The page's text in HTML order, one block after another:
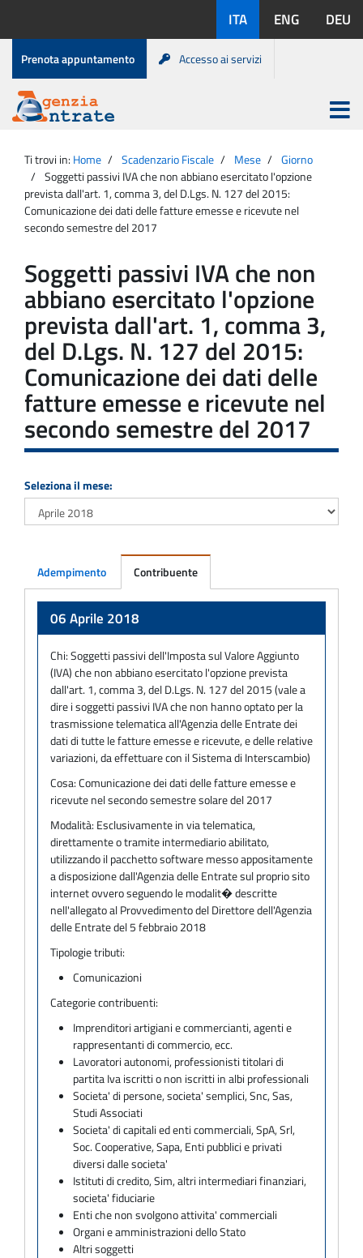
contenuto
disponibili:
ITA ENG DEU
Menu
di
servizio
Prenota appuntamento Accesso ai servizi
Agenzia
Entrate
Apri
menu
principale
Ti trovi in: Home Scadenzario Fiscale Mese
Giorno
Soggetti passivi IVA che non abbiano esercitato l'opzione
prevista dall'art. 1, comma 3, del D.Lgs. N. 127 del 2015:
Comunicazione dei dati delle fatture emesse e ricevute nel
secondo semestre del 2017
Soggetti passivi IVA che non
abbiano esercitato l'opzione
prevista dall'art. 1, comma 3,
del D.Lgs. N. 127 del 2015:
Comunicazione dei dati delle
fatture emesse e ricevute nel
secondo semestre del 2017
Seleziona il mese:
Adempimento Contribuente
06 Aprile 2018
Chi:Soggetti passivi dell'Imposta sul Valore Aggiunto
(IVA) che non abbiano esercitato l'opzione prevista
dall'art. 1, comma 3, del D.Lgs. N. 127 del 2015 (vale a
dire i soggetti passivi IVA che non hanno optato per la
trasmissione telematica all'Agenzia delle Entrate dei
dati di tutte le fatture emesse e ricevute, e delle relative
variazioni, da effettuare con il Sistema di Interscambio)
Cosa:Comunicazione dei dati delle fatture emesse e
ricevute nel secondo semestre solare del 2017
Modalità: Esclusivamente in via telematica,
direttamente o tramite intermediario abilitato,
utilizzando il pacchetto software messo appositamente
a disposizione dall'Agenzia delle Entrate sul proprio sito
internet ovvero seguendo le modalit� descritte
nell'allegato al Provvedimento del Direttore dell'Agenzia
delle Entrate del 5 febbraio 2018
Tipologie tributi:
Comunicazioni
Categorie contribuenti:
Imprenditori artigiani e commercianti, agenti e
rappresentanti di commercio, ecc.
Lavoratori autonomi, professionisti titolari di
partita Iva iscritti o non iscritti in albi professionali
Societa' di persone, societa' semplici, Snc, Sas,
Studi Associati
Societa' di capitali ed enti commerciali, SpA, Srl,
Soc. Cooperative, Sapa, Enti pubblici e privati
diversi dalle societa'
Istituti di credito, Sim, altri intermediari finanziari,
societa' fiduciarie
Enti che non svolgono attivita' commerciali
Organi e amministrazioni dello Stato
Altri soggetti